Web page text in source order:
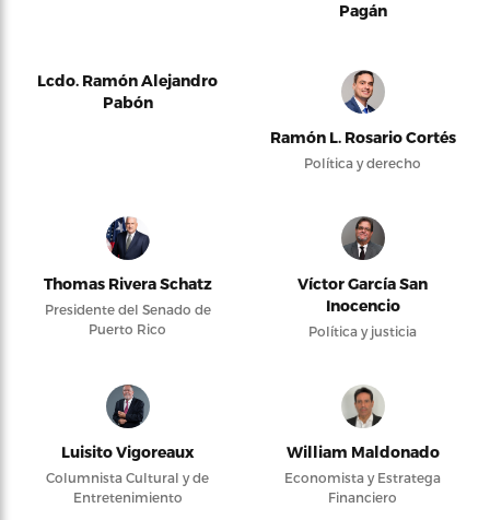
Pagán
Lcdo. Ramón Alejandro
Pabón
Ramón L. Rosario Cortés
Política y derecho
Thomas Rivera Schatz
Presidente del Senado de
Puerto Rico
Víctor García San
Inocencio
Política y justicia
Luisito Vigoreaux
Columnista Cultural y de
Entretenimiento
William Maldonado
Economista y Estratega
Financiero